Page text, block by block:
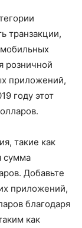
транзакции,
розничной
приложений,
году этот
такие как
сумма
Добавьте
приложений,
благодаря
как